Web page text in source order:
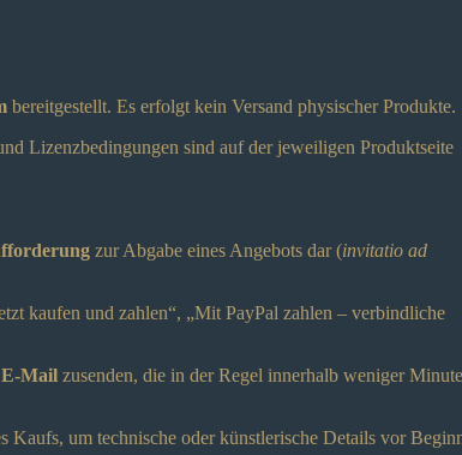
bereitgestellt. Es erfolgt kein Versand physischer Produkte.
Lizenzbedingungen sind auf der jeweiligen Produktseite
zur Abgabe eines Angebots dar (invitatio ad
kaufen und zahlen“, „Mit PayPal zahlen – verbindliche
E-Mail zusenden, die in der Regel innerhalb weniger
um technische oder künstlerische Details vor